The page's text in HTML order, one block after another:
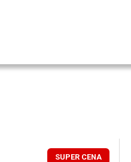
SUPER CENA